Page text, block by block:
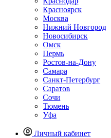
Красноярск
Москва
Нижний Новгород
Новосибирск
Омск
Пермь
Ростов-на-Дону
Самара
Санкт-Петербург
Саратов
Сочи
Тюмень
Уфа
Личный кабинет